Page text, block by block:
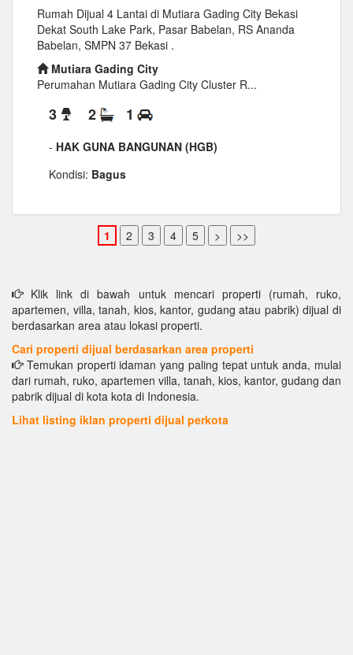
Rumah Dijual 4 Lantai di Mutiara Gading City Bekasi
Dekat South Lake Park, Pasar Babelan, RS Ananda
Babelan, SMPN 37 Bekasi .
Mutiara Gading City
Perumahan Mutiara Gading City Cluster R...
3 2 1
- HAK GUNA BANGUNAN (HGB)
Kondisi: Bagus
Klik link di bawah untuk mencari properti (rumah, ruko,
apartemen, villa, tanah, kios, kantor, gudang atau pabrik) dijual di
berdasarkan area atau lokasi properti.
Cari properti dijual berdasarkan area properti
Temukan properti idaman yang paling tepat untuk anda, mulai
dari rumah, ruko, apartemen villa, tanah, kios, kantor, gudang dan
pabrik dijual di kota kota di Indonesia.
Lihat listing iklan properti dijual perkota